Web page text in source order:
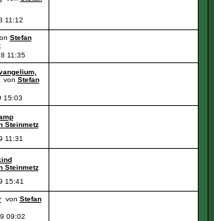
11:12
Stefan
11:35
von Stefan
15:03
Steinmetz
11:31
Steinmetz
15:41
von Stefan
09:02